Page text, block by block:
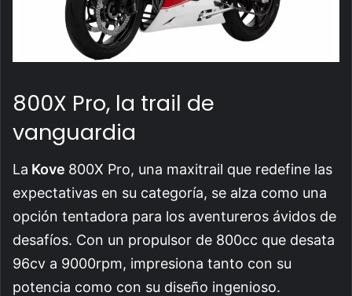
800X Pro, la trail de
vanguardia
La Kove 800X Pro, una maxitrail que redefine las
expectativas en su categoría, se alza como una
opción tentadora para los aventureros ávidos de
desafíos. Con un propulsor de 800cc que desata
96cv a 9000rpm, impresiona tanto con su
potencia como con su diseño ingenioso.